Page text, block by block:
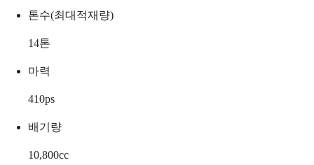
톤수(최대적재량)
14톤
마력
410ps
배기량
10,800cc